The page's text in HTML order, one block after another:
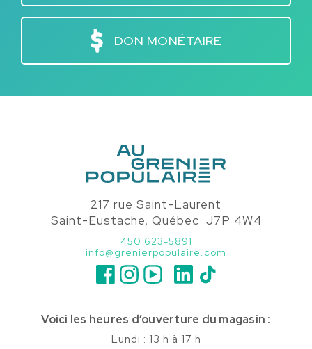
DON MONÉTAIRE
217 rue Saint-Laurent
Saint-Eustache, Québec J7P 4W4
450 623-5891
info@grenierpopulaire.com
Voici les heures d’ouverture du magasin :
Lundi : 13 h à 17 h